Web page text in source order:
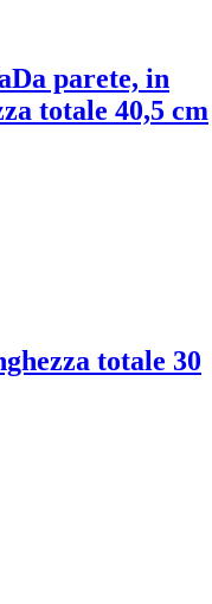
Da parete, in
totale 40,5 cm
totale 30